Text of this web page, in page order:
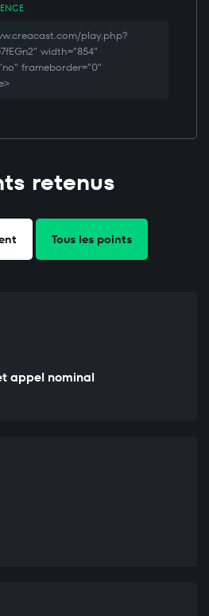
play.php?
width="854"
frameborder="0"
retenus
Tous les points
appel nominal